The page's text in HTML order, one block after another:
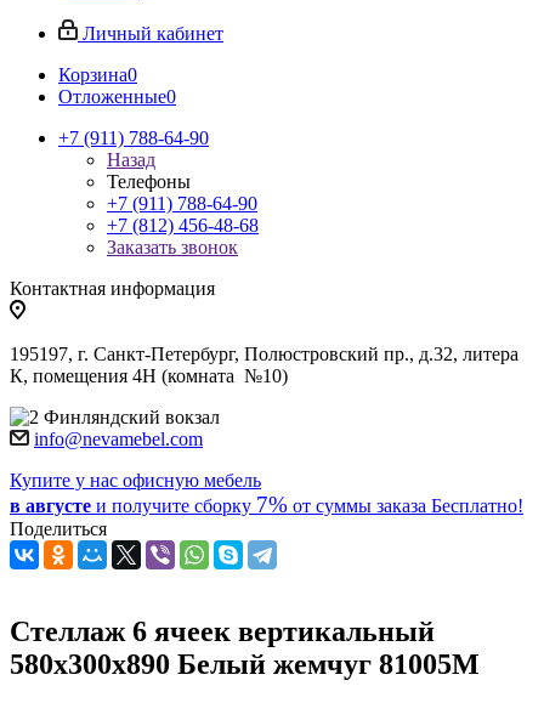
Личный кабинет
Корзина0
Отложенные0
+7 (911) 788-64-90
Назад
Телефоны
+7 (911) 788-64-90
+7 (812) 456-48-68
Заказать звонок
Контактная информация
195197, г. Санкт-Петербург, Полюстровский пр., д.32, литера
К, помещения 4Н (комната №10)
Финляндский вокзал
info@nevamebel.com
Купите у нас офисную мебель
в августе и получите сборку 7% от суммы заказа Бесплатно!
Поделиться
Стеллаж 6 ячеек вертикальный
580х300х890 Белый жемчуг 81005М